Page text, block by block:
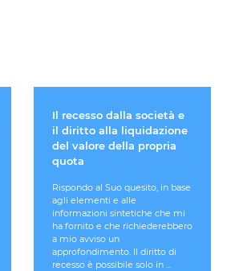
Il recesso dalla società e
il diritto alla liquidazione
del valore della propria
quota
Rispondo al Suo quesito, in base
agli elementi e alle
informazioni sintetiche che mi
ha fornito e che richiederebbero
a mio avviso un
approfondimento. Il diritto di
recesso è possibile solo in ...